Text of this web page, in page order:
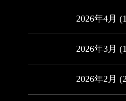
2026年4月
2026年3月
2026年2月